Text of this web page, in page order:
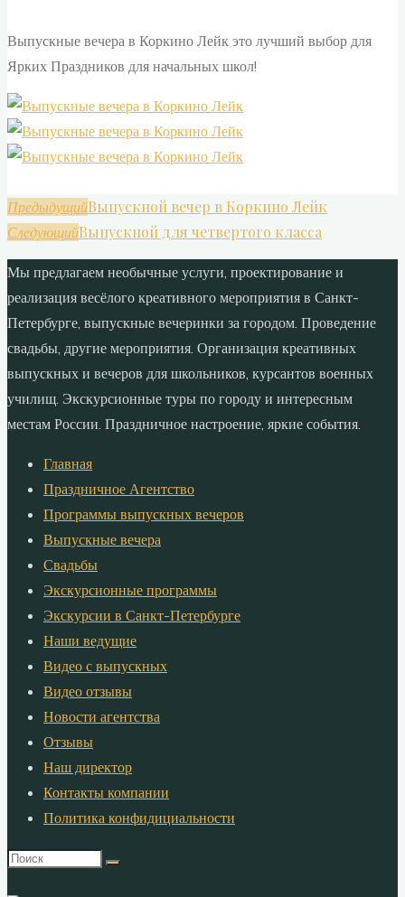
Выпускные вечера в Коркино Лейк это лучший выбор для
Ярких Праздников для начальных школ!
ПредыдущийВыпускной вечер в Коркино Лейк
СледующийВыпускной для четвертого класса
Мы предлагаем необычные услуги, проектирование и
реализация весёлого креативного мероприятия в Санкт-
Петербурге, выпускные вечеринки за городом. Проведение
свадьбы, другие мероприятия. Организация креативных
выпускных и вечеров для школьников, курсантов военных
училищ. Экскурсионные туры по городу и интересным
местам России. Праздничное настроение, яркие события.
Главная
Праздничное Агентство
Программы выпускных вечеров
Выпускные вечера
Свадьбы
Экскурсионные программы
Экскурсии в Санкт-Петербурге
Наши ведущие
Видео с выпускных
Видео отзывы
Новости агентства
Отзывы
Наш директор
Контакты компании
Политика конфидициальности
Что